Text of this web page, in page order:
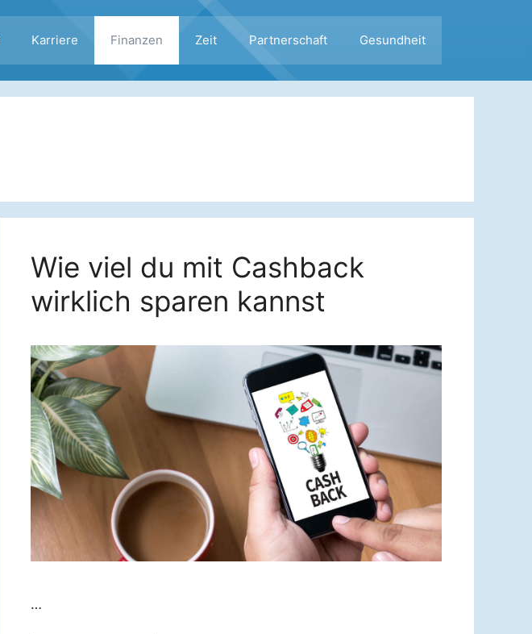
Karriere Finanzen Zeit Partnerschaft Gesundheit
Wie viel du mit Cashback
wirklich sparen kannst
…